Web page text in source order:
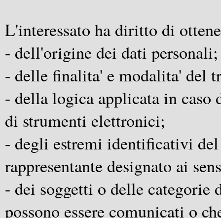
L'interessato ha diritto di
- dell'origine dei dati personali;
- delle finalita' e modalita' del
- della logica applicata in
di strumenti elettronici;
- degli estremi identificativi
rappresentante designato ai
- dei soggetti o delle
possono essere comunicati o